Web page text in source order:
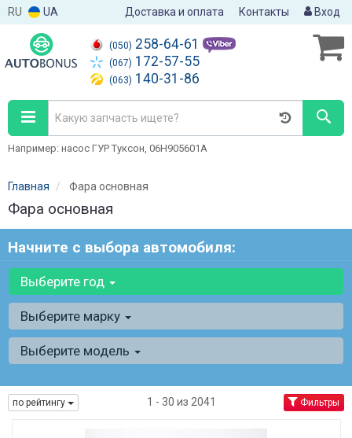
RU UA Доставка и оплата Контакты Вход
(050) 258-64-61
(067) 172-57-55
(063) 140-31-86
Например: насос ГУР Туксон, 06H905601A
Главная Фара основная
Фара основная
Начните с выбора автомобиля:
Выберите год
Выберите марку
Выберите модель
по рейтингу 1 - 30 из 2041 Фильтры